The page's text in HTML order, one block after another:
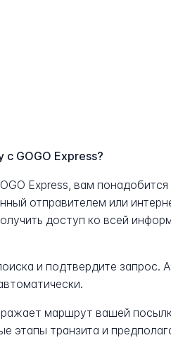
GOGO Express?
Express, вам
отправителем или
доступ ко всей
и подтвердите запрос.
маршрут вашей
этапы транзита и